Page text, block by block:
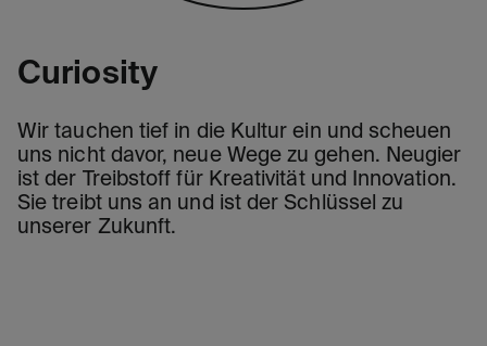
Curiosity
Wir tauchen tief in die Kultur ein und scheuen
uns nicht davor, neue Wege zu gehen. Neugier
ist der Treibstoff für Kreativität und Innovation.
Sie treibt uns an und ist der Schlüssel zu
unserer Zukunft.